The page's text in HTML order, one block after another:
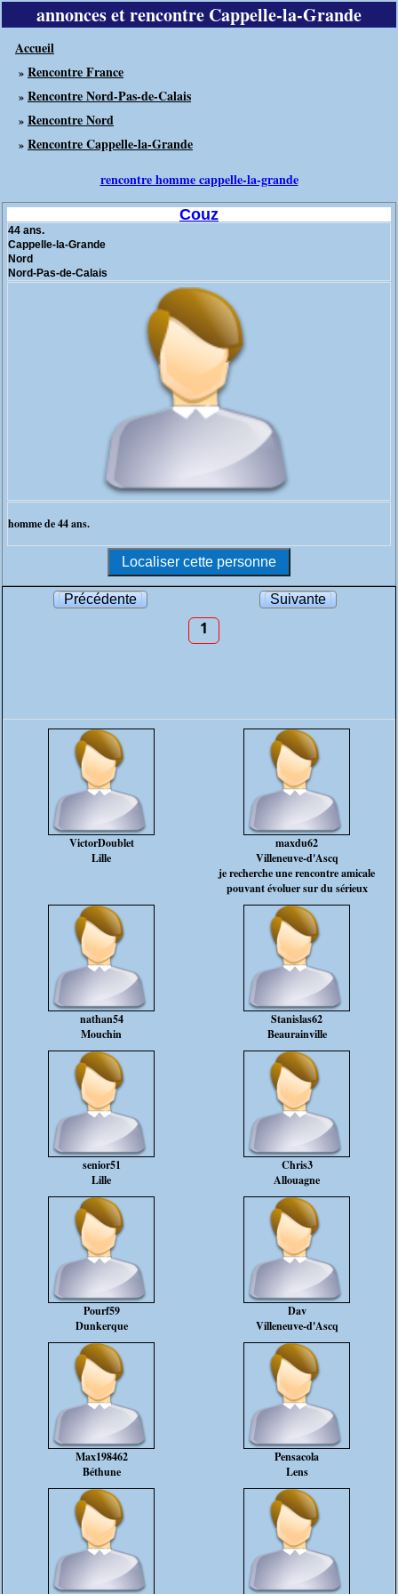
annonces et rencontre Cappelle-la-Grande
Accueil
» Rencontre France
» Rencontre Nord-Pas-de-Calais
» Rencontre Nord
» Rencontre Cappelle-la-Grande
rencontre homme cappelle-la-grande
Couz
44 ans.
Cappelle-la-Grande
Nord
Nord-Pas-de-Calais
homme de 44 ans.
Précédente Suivante
1
VictorDoublet
Lille
maxdu62
Villeneuve-d'Ascq
je recherche une rencontre amicale
pouvant évoluer sur du sérieux
nathan54
Mouchin
Stanislas62
Beaurainville
senior51
Lille
Chris3
Allouagne
Pourf59
Dunkerque
Dav
Villeneuve-d'Ascq
Max198462
Béthune
Pensacola
Lens